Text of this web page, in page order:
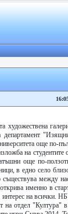
"Изящни
още по-
на
още по-
в едно село
между
именно в
на всички.
на отдел